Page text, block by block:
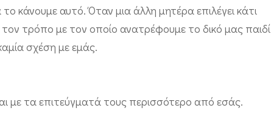
κάνουμε αυτό. Όταν μια άλλη μητέρα επιλέγει κάτι
τον τρόπο με τον οποίο ανατρέφουμε το δικό μας παιδί
σχέση με εμάς.
με τα επιτεύγματά τους περισσότερο από εσάς.